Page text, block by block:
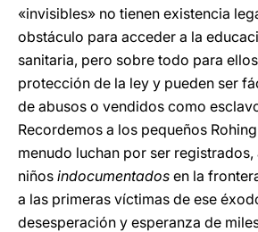
«invisibles» no tienen existencia
obstáculo para acceder a la
sanitaria, pero sobre todo para
protección de la ley y pueden ser
de abusos o vendidos como
Recordemos a los pequeños
menudo luchan por ser registrados,
niños indocumentados en la
a las primeras víctimas de ese
desesperación y esperanza de